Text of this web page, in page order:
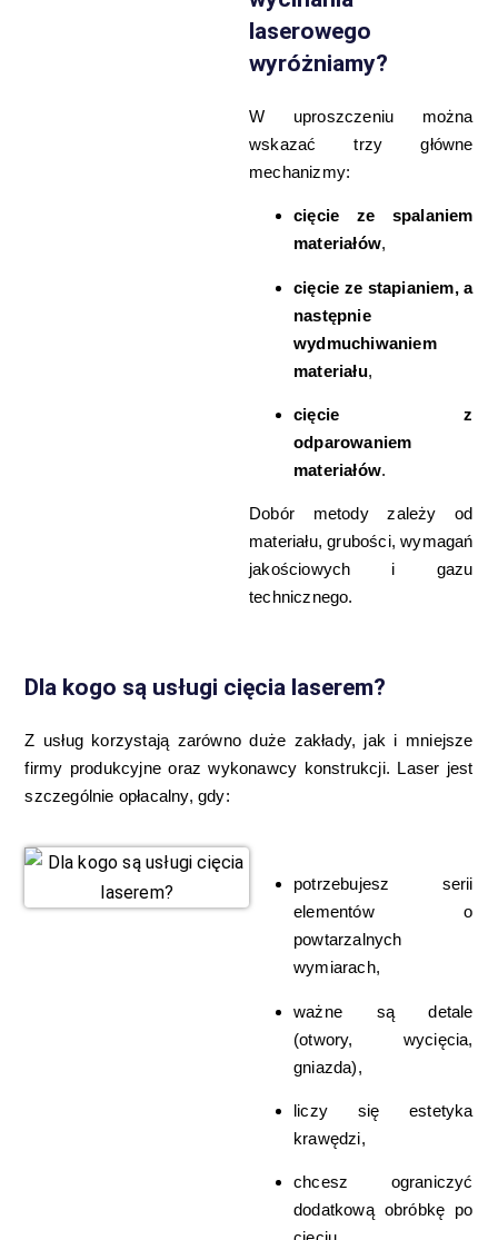
laserowego
wyróżniamy?
W uproszczeniu można
wskazać trzy główne
mechanizmy:
cięcie ze spalaniem
materiałów,
cięcie ze stapianiem, a
następnie
wydmuchiwaniem
materiału,
cięcie z
odparowaniem
materiałów.
Dobór metody zależy od
materiału, grubości, wymagań
jakościowych i gazu
technicznego.
Dla kogo są usługi cięcia laserem?
Z usług korzystają zarówno duże zakłady, jak i mniejsze
firmy produkcyjne oraz wykonawcy konstrukcji. Laser jest
szczególnie opłacalny, gdy:
potrzebujesz serii
elementów o
powtarzalnych
wymiarach,
ważne są detale
(otwory, wycięcia,
gniazda),
liczy się estetyka
krawędzi,
chcesz ograniczyć
dodatkową obróbkę po